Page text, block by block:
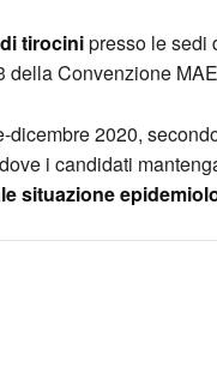
tirocinipresso le sedi
della Convenzione
2020,
i candidati
situazione